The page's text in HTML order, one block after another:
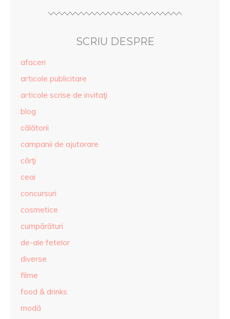
SCRIU DESPRE
afaceri
articole publicitare
articole scrise de invitaţi
blog
călătorii
campanii de ajutorare
cărţi
ceai
concursuri
cosmetice
cumpărături
de-ale fetelor
diverse
filme
food & drinks
modă